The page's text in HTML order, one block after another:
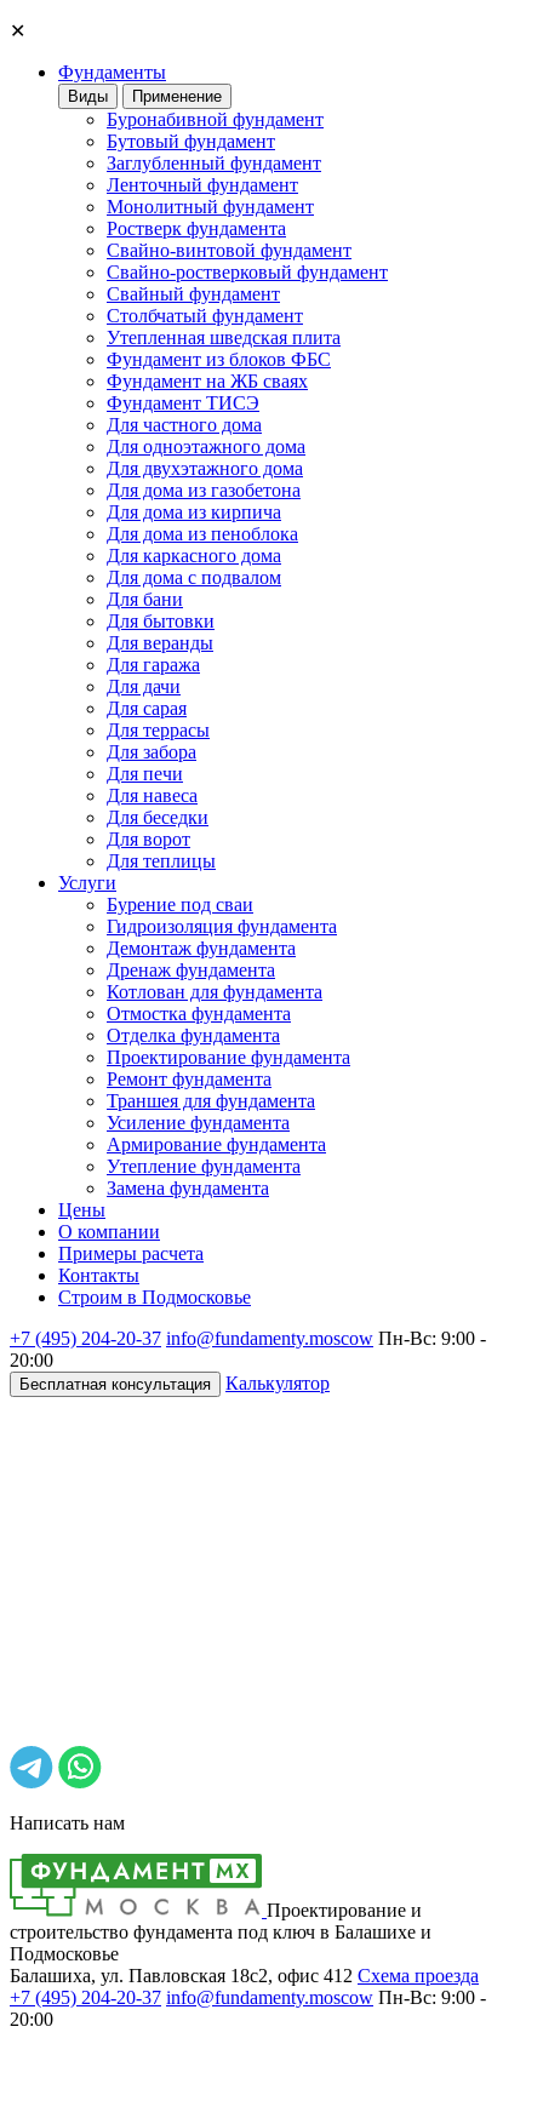
✕
Фундаменты
Виды Применение
Буронабивной фундамент
Бутовый фундамент
Заглубленный фундамент
Ленточный фундамент
Монолитный фундамент
Ростверк фундамента
Свайно-винтовой фундамент
Свайно-ростверковый фундамент
Свайный фундамент
Столбчатый фундамент
Утепленная шведская плита
Фундамент из блоков ФБС
Фундамент на ЖБ сваях
Фундамент ТИСЭ
Для частного дома
Для одноэтажного дома
Для двухэтажного дома
Для дома из газобетона
Для дома из кирпича
Для дома из пеноблока
Для каркасного дома
Для дома с подвалом
Для бани
Для бытовки
Для веранды
Для гаража
Для дачи
Для сарая
Для террасы
Для забора
Для печи
Для навеса
Для беседки
Для ворот
Для теплицы
Услуги
Бурение под сваи
Гидроизоляция фундамента
Демонтаж фундамента
Дренаж фундамента
Котлован для фундамента
Отмостка фундамента
Отделка фундамента
Проектирование фундамента
Ремонт фундамента
Траншея для фундамента
Усиление фундамента
Армирование фундамента
Утепление фундамента
Замена фундамента
Цены
О компании
Примеры расчета
Контакты
Строим в Подмосковье
+7 (495) 204-20-37 info@fundamenty.moscow Пн-Вс: 9:00 -
20:00
Бесплатная консультация Калькулятор
Написать нам
Проектирование и
строительство фундамента под ключ в Балашихе и
Подмосковье
Балашиха, ул. Павловская 18с2, офис 412 Cхема проезда
+7 (495) 204-20-37 info@fundamenty.moscow Пн-Вс: 9:00 -
20:00